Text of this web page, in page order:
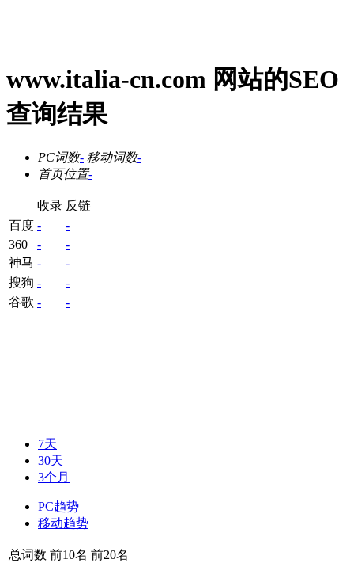
www.italia-cn.com 网站的SEO
查询结果
PC词数- 移动词数-
首页位置-
收录 反链
百度 -
-
360
-
-
神马 -
-
搜狗 -
-
谷歌 - -
7天
30天
3个月
PC趋势
移动趋势
总词数 前10名 前20名